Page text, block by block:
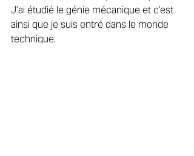
J’ai étudié le génie mécanique et c’est
ainsi que je suis entré dans le monde
technique.